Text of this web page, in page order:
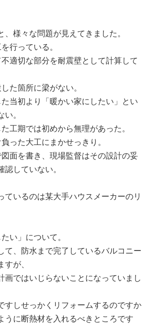
、様々な問題が見えてきました。
行っている。
適切な部分を耐震壁として計算して
た箇所に梁がない。
当初より「暖かい家にしたい」とい
。
工期では初めから無理があった。
った大工にまかせっきり。
面を書き、現場監督はその設計の妥
していない。
ているのは某大手ハウスメーカーのリ
い」について。
て、防水まで完了しているバルコニー
が、
画ではいじらないことになっていまし
すしせっかくリフォームするのですか
うに断熱材を入れるべきところです